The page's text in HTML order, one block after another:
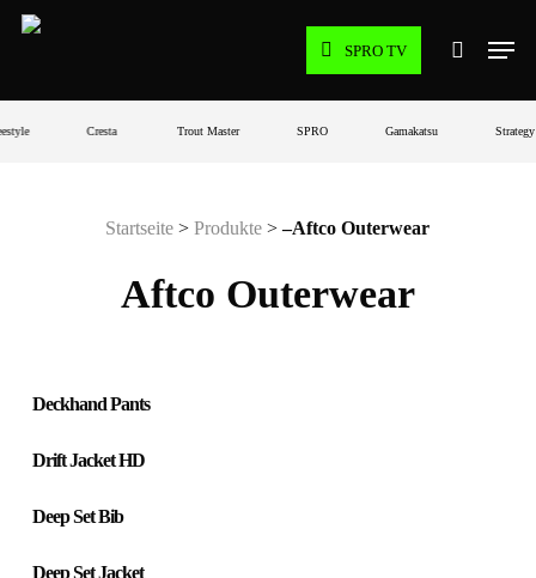
Skip
SPRO TV search
Menu
Cresta Trout Master SPRO Gamakatsu Strategy
Startseite >Produkte >–Aftco Outerwear
Aftco Outerwear
Deckhand Pants
Drift Jacket HD
Deep Set Bib
Deep Set Jacket